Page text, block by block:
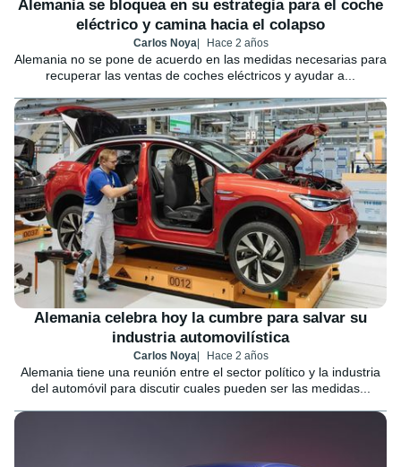
Alemania se bloquea en su estrategia para el coche
eléctrico y camina hacia el colapso
Carlos Noya Hace 2 años
Alemania no se pone de acuerdo en las medidas necesarias para
recuperar las ventas de coches eléctricos y ayudar a...
Alemania celebra hoy la cumbre para salvar su
industria automovilística
Carlos Noya Hace 2 años
Alemania tiene una reunión entre el sector político y la industria
del automóvil para discutir cuales pueden ser las medidas...